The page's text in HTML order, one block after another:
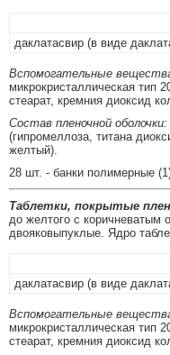
даклатасвир (в виде
Вспомогательные
микрокристаллическая тип
стеарат, кремния диоксид
Состав пленочной оболочки:
(гипромеллоза, титана
желтый).
28 шт. - банки полимерные
Таблетки, покрытые
до желтого с коричневатым
двояковыпуклые. Ядро
даклатасвир (в виде
Вспомогательные
микрокристаллическая тип
стеарат, кремния диоксид